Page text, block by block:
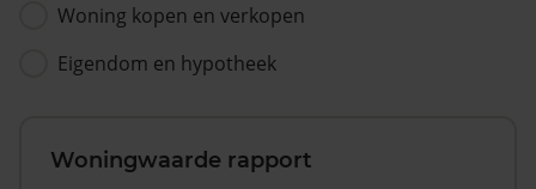
Woning kopen en verkopen
Eigendom en hypotheek
Woningwaarde rapport